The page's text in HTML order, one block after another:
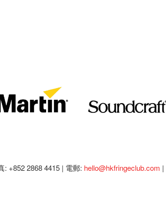
: +852 2868 4415 | 電郵: hello@hkfringeclub.com |